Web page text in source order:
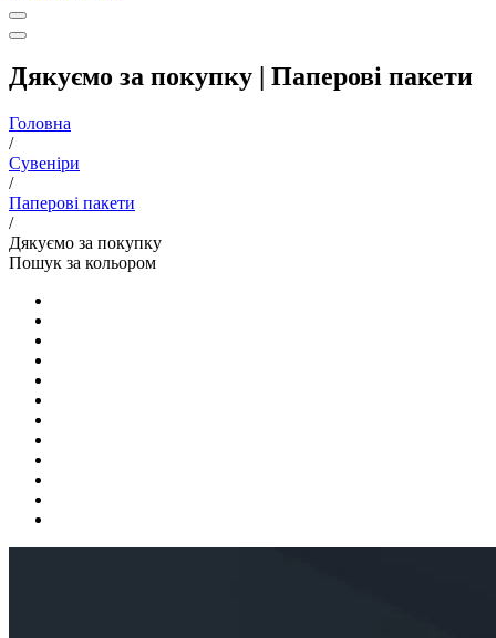
Дякуємо за покупку | Паперові пакети
Головна
/
Сувеніри
/
Паперові пакети
/
Дякуємо за покупку
Пошук за кольором